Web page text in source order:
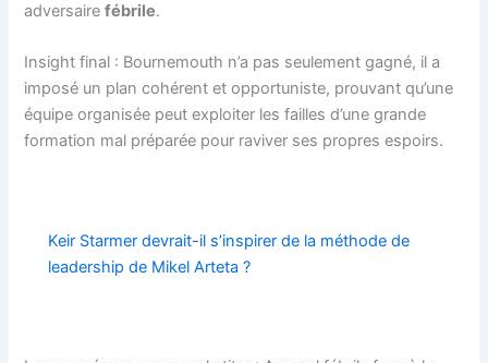
adversairefébrile.
Insight final : Bournemouth n’a pas seulement gagné, il a
imposé un plan cohérent et opportuniste, prouvant qu’une
équipe organisée peut exploiter les failles d’une grande
formation mal préparée pour raviver ses propres espoirs.
Keir Starmer devrait-il s’inspirer de la méthode de
leadership de Mikel Arteta ?